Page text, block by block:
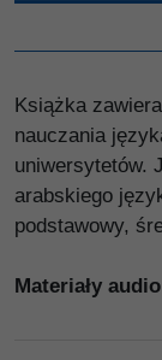
Książka
nauczania
uniwersytetów.
arabskiego
podstawowy,
Materiały